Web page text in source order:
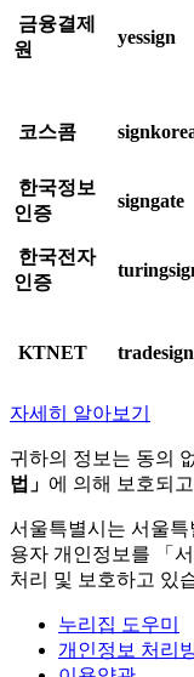
금융결제
원
yessign
코스콤
한국정보
인증
signgate
한국전자
인증
KTNET tradesign
자세히 알아보기
귀하의 정보는 동의
법」 에 의해 보호되
서울특별시는 서울
용자 개인정보를 「
처리 및 보호하고 있
누리집 도우미
개인정보 처리